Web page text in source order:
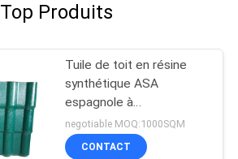
Top Produits
Tuile de toit en résine
synthétique ASA
espagnole à
performance
autonettoyante
negotiable MOQ:1000SQM
CONTACT